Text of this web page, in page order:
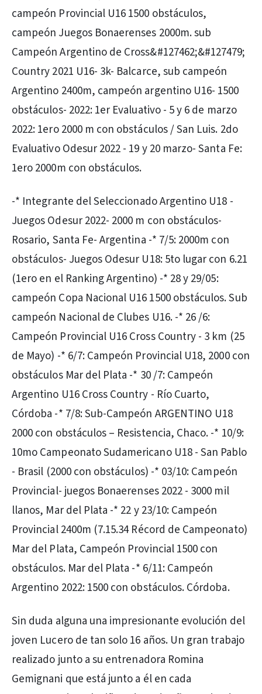
campeón Provincial U16 1500 obstáculos,
campeón Juegos Bonaerenses 2000m. sub
Campeón Argentino de Cross&#127462;&#127479;
Country 2021 U16- 3k- Balcarce, sub campeón
Argentino 2400m, campeón argentino U16- 1500
obstáculos- 2022: 1er Evaluativo - 5 y 6 de marzo
2022: 1ero 2000 m con obstáculos / San Luis. 2do
Evaluativo Odesur 2022 - 19 y 20 marzo- Santa Fe:
1ero 2000m con obstáculos.
-* Integrante del Seleccionado Argentino U18 -
Juegos Odesur 2022- 2000 m con obstáculos-
Rosario, Santa Fe- Argentina -* 7/5: 2000m con
obstáculos- Juegos Odesur U18: 5to lugar con 6.21
(1ero en el Ranking Argentino) -* 28 y 29/05:
campeón Copa Nacional U16 1500 obstáculos. Sub
campeón Nacional de Clubes U16. -* 26 /6:
Campeón Provincial U16 Cross Country - 3 km (25
de Mayo) -* 6/7: Campeón Provincial U18, 2000 con
obstáculos Mar del Plata -* 30 /7: Campeón
Argentino U16 Cross Country - Río Cuarto,
Córdoba -* 7/8: Sub-Campeón ARGENTINO U18
2000 con obstáculos – Resistencia, Chaco. -* 10/9:
10mo Campeonato Sudamericano U18 - San Pablo
- Brasil (2000 con obstáculos) -* 03/10: Campeón
Provincial- juegos Bonaerenses 2022 - 3000 mil
llanos, Mar del Plata -* 22 y 23/10: Campeón
Provincial 2400m (7.15.34 Récord de Campeonato)
Mar del Plata, Campeón Provincial 1500 con
obstáculos. Mar del Plata -* 6/11: Campeón
Argentino 2022: 1500 con obstáculos. Córdoba.
Sin duda alguna una impresionante evolución del
joven Lucero de tan solo 16 años. Un gran trabajo
realizado junto a su entrenadora Romina
Gemignani que está junto a él en cada